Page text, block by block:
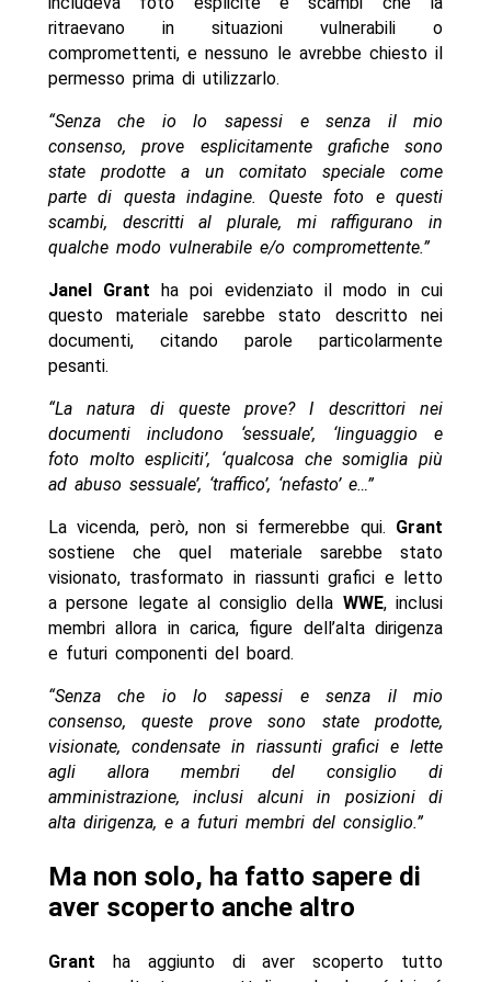
ritraevano in situazioni vulnerabili o
compromettenti, e nessuno le avrebbe chiesto il
permesso prima di utilizzarlo.
“Senza che io lo sapessi e senza il mio
consenso, prove esplicitamente grafiche sono
state prodotte a un comitato speciale come
parte di questa indagine. Queste foto e questi
scambi, descritti al plurale, mi raffigurano in
qualche modo vulnerabile e/o compromettente.”
Janel Grant ha poi evidenziato il modo in cui
questo materiale sarebbe stato descritto nei
documenti, citando parole particolarmente
pesanti.
“La natura di queste prove? I descrittori nei
documenti includono ‘sessuale’, ‘linguaggio e
foto molto espliciti’, ‘qualcosa che somiglia più
ad abuso sessuale’, ‘traffico’, ‘nefasto’ e…”
La vicenda, però, non si fermerebbe qui. Grant
sostiene che quel materiale sarebbe stato
visionato, trasformato in riassunti grafici e letto
a persone legate al consiglio della WWE, inclusi
membri allora in carica, figure dell’alta dirigenza
e futuri componenti del board.
“Senza che io lo sapessi e senza il mio
consenso, queste prove sono state prodotte,
visionate, condensate in riassunti grafici e lette
agli allora membri del consiglio di
amministrazione, inclusi alcuni in posizioni di
alta dirigenza, e a futuri membri del consiglio.”
Ma non solo, ha fatto sapere di
aver scoperto anche altro
Grant ha aggiunto di aver scoperto tutto